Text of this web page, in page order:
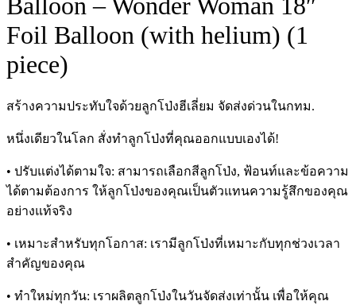
Foil Balloon (with helium) (1
piece)
สร้างความประทับใจด้วยลูกโป่งฮีเลี่ยม จัดส่งด่วนในกทม.
หนึ่งเดียวในโลก สั่งทำลูกโป่งที่คุณออกแบบเองได้!
• ปรับแต่งได้ตามใจ: สามารถเลือกสีลูกโป่ง, ฟ้อนท์และข้อความ
ได้ตามต้องการ ให้ลูกโป่งของคุณเป็นตัวแทนความรู้สึกของคุณ
อย่างแท้จริง
• เหมาะสำหรับทุกโอกาส: เรามีลูกโป่งที่เหมาะกับทุกช่วงเวลา
สำคัญของคุณ
• ทำใหม่ทุกวัน: เราผลิตลูกโป่งในวันจัดส่งเท่านั้น เพื่อให้คุณ